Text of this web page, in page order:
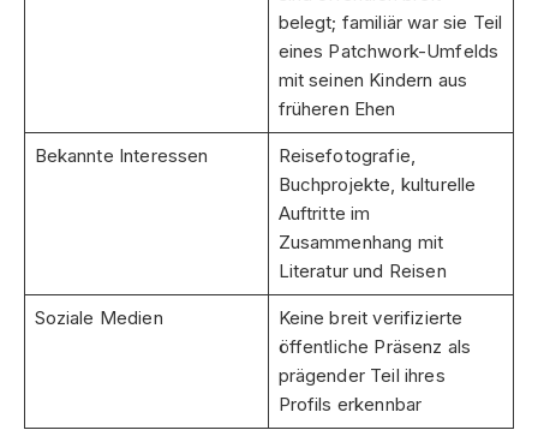
belegt; familiär war sie Teil
eines Patchwork-Umfelds
mit seinen Kindern aus
früheren Ehen
Bekannte Interessen
Reisefotografie,
Buchprojekte, kulturelle
Auftritte im
Zusammenhang mit
Literatur und Reisen
Soziale Medien
Keine breit verifizierte
öffentliche Präsenz als
prägender Teil ihres
Profils erkennbar